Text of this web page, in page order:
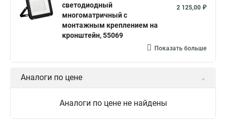
светодиодный
многоматричный с
монтажным креплением на
кронштейн, 55069
2 125,00 ₽
Показать больше
Аналоги по цене
Аналоги по цене не найдены